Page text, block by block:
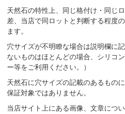
天然石の特性上、同じ格付け・同じ
差、当店で同ロットと判断する程度
ます。
穴サイズが不明瞭な場合は説明欄に
ないものはほとんどの場合、シリコ
ー等をご利用ください。）
天然石に穴サイズの記載のあるもの
保証対象ではありません。
当店サイト上にある画像、文章につ